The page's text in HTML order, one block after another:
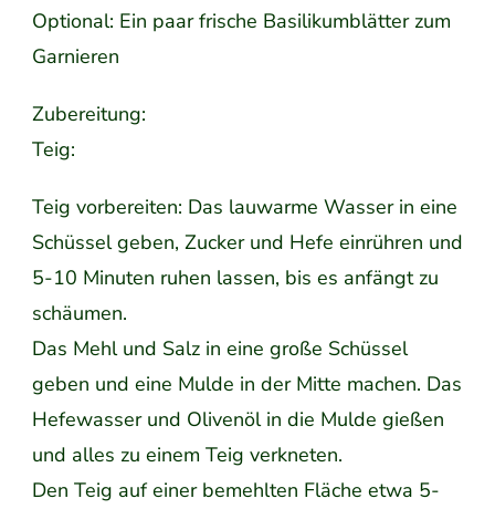
Optional: Ein paar frische Basilikumblätter zum
Garnieren
Zubereitung:
Teig:
Teig vorbereiten: Das lauwarme Wasser in eine
Schüssel geben, Zucker und Hefe einrühren und
5-10 Minuten ruhen lassen, bis es anfängt zu
schäumen.
Das Mehl und Salz in eine große Schüssel
geben und eine Mulde in der Mitte machen. Das
Hefewasser und Olivenöl in die Mulde gießen
und alles zu einem Teig verkneten.
Den Teig auf einer bemehlten Fläche etwa 5-